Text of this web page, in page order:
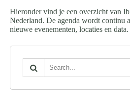
Hieronder vind je een overzicht van
Nederland. De agenda wordt continu
nieuwe evenementen, locaties en data.